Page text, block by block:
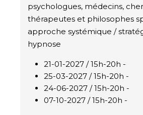
psychologues, médecins,
thérapeutes et philosophes
approche systémique /
hypnose
21-01-2027 / 15h-20h -
25-03-2027 / 15h-20h -
24-06-2027 / 15h-20h -
07-10-2027 / 15h-20h -